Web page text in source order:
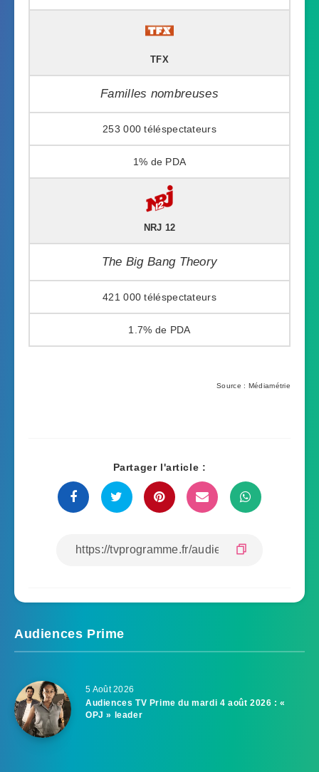
TFX
Familles nombreuses
253 000
1%
NRJ 12
The Big Bang Theory
421 000
1.7%
Source : Médiamétrie
Partager l'article :
Audiences Prime
5 Août 2026
Audiences TV Prime du mardi 4 août 2026 : «
OPJ » leader